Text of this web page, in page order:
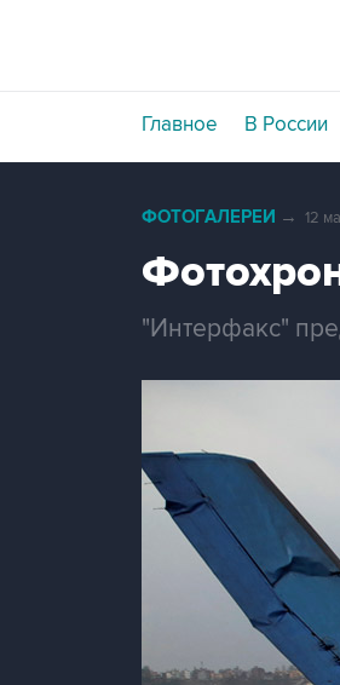
Главное В России
ФОТОГАЛЕРЕИ → 12
"Интерфакс"